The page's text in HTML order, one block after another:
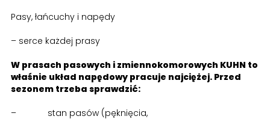
Pasy, łańcuchy i napędy
– serce każdej prasy
W prasach pasowych i zmiennokomorowych KUHN to
właśnie układ napędowy pracuje najciężej. Przed
sezonem trzeba sprawdzić:
– stan pasów (pęknięcia,